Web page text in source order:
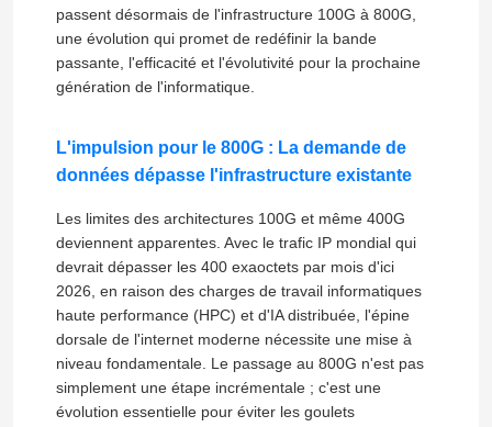
passent désormais de l'infrastructure 100G à 800G,
une évolution qui promet de redéfinir la bande
passante, l'efficacité et l'évolutivité pour la prochaine
génération de l'informatique.
L'impulsion pour le 800G : La demande de
données dépasse l'infrastructure existante
Les limites des architectures 100G et même 400G
deviennent apparentes. Avec le trafic IP mondial qui
devrait dépasser les 400 exaoctets par mois d'ici
2026, en raison des charges de travail informatiques
haute performance (HPC) et d'IA distribuée, l'épine
dorsale de l'internet moderne nécessite une mise à
niveau fondamentale. Le passage au 800G n'est pas
simplement une étape incrémentale ; c'est une
évolution essentielle pour éviter les goulets